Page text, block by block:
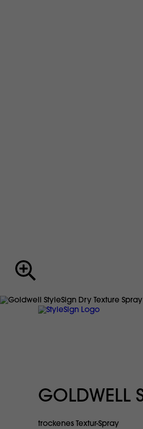
GOLDWELL
trockenes Textur-Spray